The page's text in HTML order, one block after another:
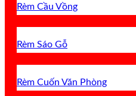
Rèm Cầu Vồng
Rèm Sáo Gỗ
Rèm Cuốn Văn Phòng